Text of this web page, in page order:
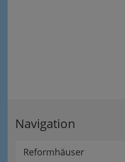
Navigation
Reformhäuser